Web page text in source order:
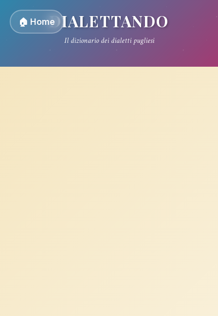
🏠 HomeDIALETTANDO
Il dizionario dei dialetti pugliesi